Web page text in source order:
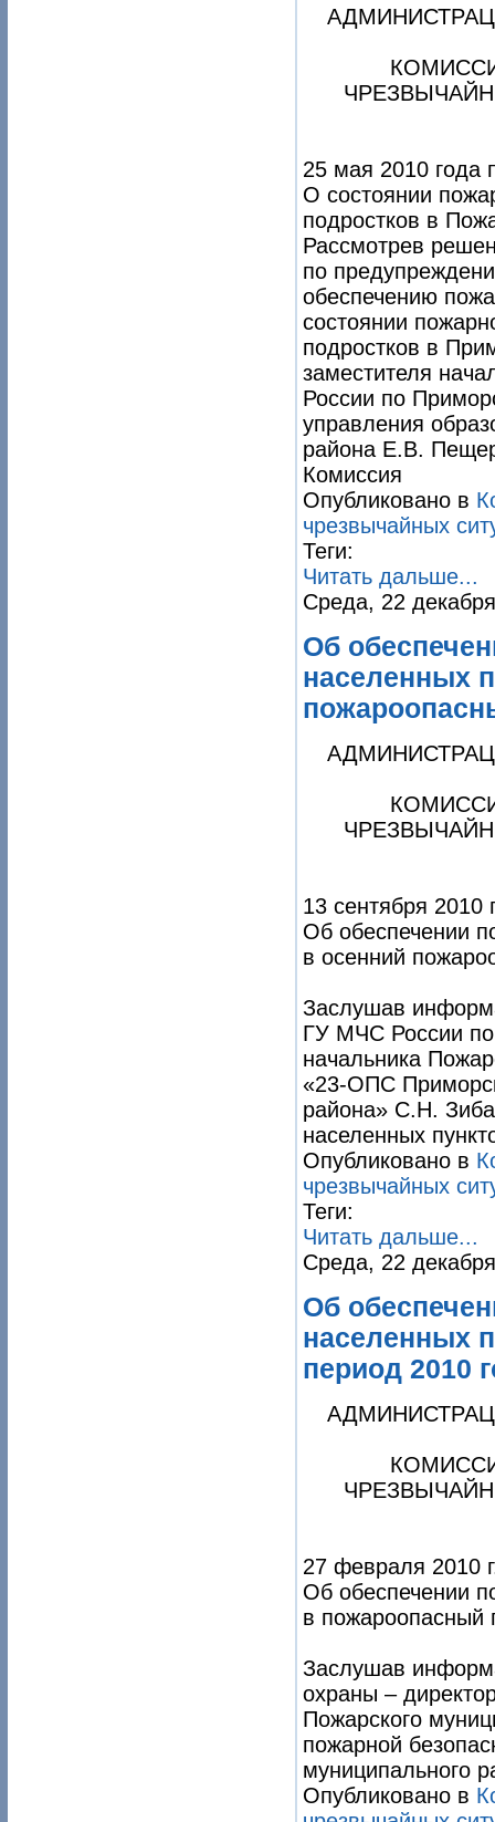
25 мая 2010 года
О состоянии
подростков в
Рассмотрев
по
обеспечению
состоянии
подростков в
заместителя
России по
управления
района Е.В.
Комиссия
Опубликовано в
чрезвычайных
Теги:
Читать дальше...
Среда, 22
Об
населенных
13 сентября 2010
Об обеспечении
в осенний
Заслушав
ГУ МЧС России
начальника
«23-ОПС
района» С.Н.
населенных
Опубликовано в
чрезвычайных
Теги:
Читать дальше...
Среда, 22
Об
населенных
период 2010
27 февраля 2010
Об обеспечении
в пожароопасный
Заслушав
охраны –
Пожарского
пожарной
муниципального
Опубликовано в